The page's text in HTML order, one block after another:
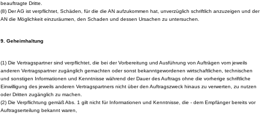
beauftragte Dritte.
(8) Der AG ist verpflichtet, Schäden, für die die AN aufzukommen hat, unverzüglich schriftlich anzuzeigen und der
AN die Möglichkeit einzuräumen, den Schaden und dessen Ursachen zu untersuchen.
9. Geheimhaltung
(1) Die Vertragspartner sind verpflichtet, die bei der Vorbereitung und Ausführung von Aufträgen vom jeweils
anderen Vertragspartner zugänglich gemachten oder sonst bekanntgewordenen wirtschaftlichen, technischen
und sonstigen Informationen und Kenntnisse während der Dauer des Auftrags ohne die vorherige schriftliche
Einwilligung des jeweils anderen Vertragspartners nicht über den Auftragszweck hinaus zu verwerten, zu nutzen
oder Dritten zugänglich zu machen.
(2) Die Verpflichtung gemäß Abs. 1 gilt nicht für Informationen und Kenntnisse, die - dem Empfänger bereits vor
Auftragserteilung bekannt waren,